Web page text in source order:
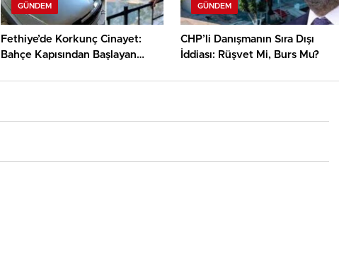
GÜNDEM
Fethiye’de Korkunç Cinayet:
Bahçe Kapısından Başlayan
GÜNDEM
CHP’li Danışmanın Sıra Dışı
İddiası: Rüşvet Mi, Burs Mu?